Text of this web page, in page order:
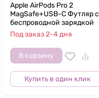
Apple AirPods Pro 2
MagSafe+USB-C Футляр с
беспроводной зарядкой
Под заказ 2-4 дня
В корзину
Купить в один клик